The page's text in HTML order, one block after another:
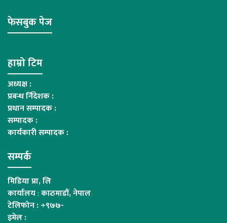
फेसबुक पेज
हाम्रो टिम
अध्यक्ष :
प्रबन्ध र्निदेशक :
प्रधान सम्पादक :
सम्पादक :
कार्यकारी सम्पादक :
सम्पर्क
मिडिया प्रा, लि
कार्यालय:काठमाडौं, नेपाल
टेलिफोन : +९७७-
इमेल :